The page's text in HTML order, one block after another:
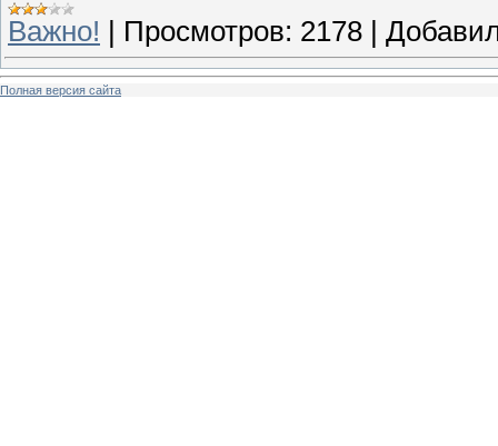
Важно! | Просмотров: 2178 |
Полная версия сайта